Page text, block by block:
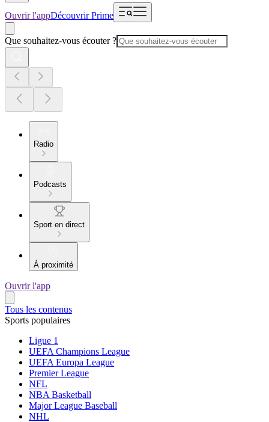
Ouvrir l'appDécouvrir Prime
Que souhaitez-vous écouter ?
Radio
Podcasts
Sport en direct
À proximité
Ouvrir l'app
Tous les contenus
Sports populaires
Ligue 1
UEFA Champions League
UEFA Europa League
Premier League
NFL
NBA Basketball
Major League Baseball
NHL